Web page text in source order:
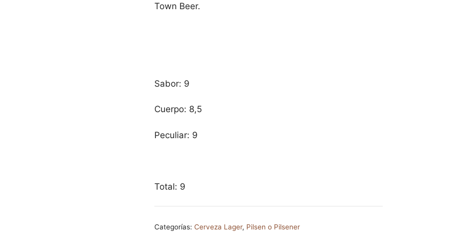
Town Beer.
Sabor: 9
Cuerpo: 8,5
Peculiar: 9
Total: 9
Categorías:Cerveza Lager, Pilsen o Pilsener